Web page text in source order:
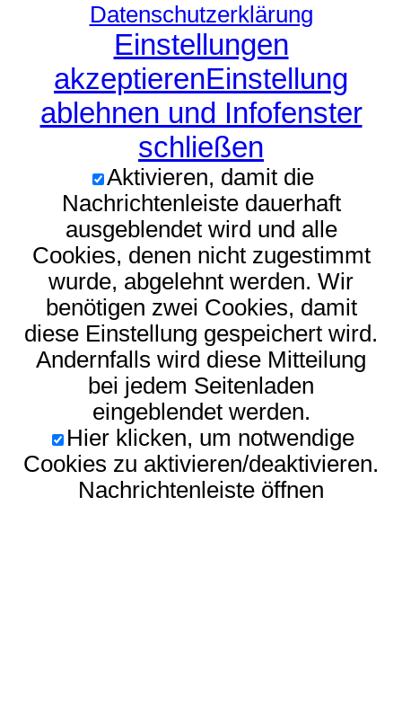
Datenschutzerklärung
Einstellungen
akzeptierenEinstellung
ablehnen und Infofenster
schließen
Aktivieren, damit die
Nachrichtenleiste dauerhaft
ausgeblendet wird und alle
Cookies, denen nicht zugestimmt
wurde, abgelehnt werden. Wir
benötigen zwei Cookies, damit
diese Einstellung gespeichert wird.
Andernfalls wird diese Mitteilung
bei jedem Seitenladen
eingeblendet werden.
Hier klicken, um notwendige
Cookies zu aktivieren/deaktivieren.
Nachrichtenleiste öffnen